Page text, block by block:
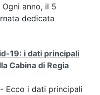
Ogni anno, il 5
dedicata
19: i dati principali
Cabina di Regia
- Ecco i dati principali